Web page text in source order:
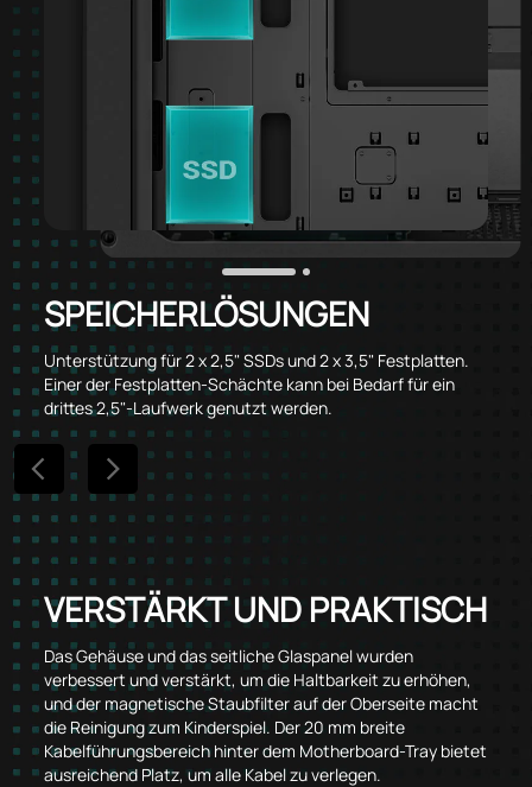
SPEICHERLÖSUNGEN
Unterstützung für 2 x 2,5" SSDs und 2 x 3,5" Festplatten.
Einer der Festplatten-Schächte kann bei Bedarf für ein
drittes 2,5"-Laufwerk genutzt werden.
VERSTÄRKT UND PRAKTISCH
Das Gehäuse und das seitliche Glaspanel wurden
verbessert und verstärkt, um die Haltbarkeit zu erhöhen,
und der magnetische Staubfilter auf der Oberseite macht
die Reinigung zum Kinderspiel. Der 20 mm breite
Kabelführungsbereich hinter dem Motherboard-Tray bietet
ausreichend Platz, um alle Kabel zu verlegen.